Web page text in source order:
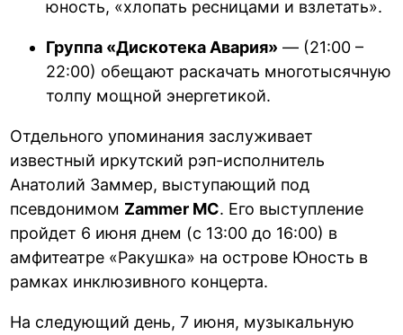
юность, «хлопать ресницами и взлетать».
Группа «Дискотека Авария» — (21:00 –
22:00) обещают раскачать многотысячную
толпу мощной энергетикой.
Отдельного упоминания заслуживает
известный иркутский рэп-исполнитель
Анатолий Заммер, выступающий под
псевдонимом Zammer MC. Его выступление
пройдет 6 июня днем (с 13:00 до 16:00) в
амфитеатре «Ракушка» на острове Юность в
рамках инклюзивного концерта.
На следующий день, 7 июня, музыкальную